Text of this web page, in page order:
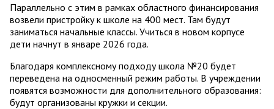
Параллельно с этим в рамках областного финансирования
возвели пристройку к школе на 400 мест. Там будут
заниматься начальные классы. Учиться в новом корпусе
дети начнут в январе 2026 года.
Благодаря комплексному подходу школа №20 будет
переведена на односменный режим работы. В учреждении
появятся возможности для дополнительного образования:
будут организованы кружки и секции.